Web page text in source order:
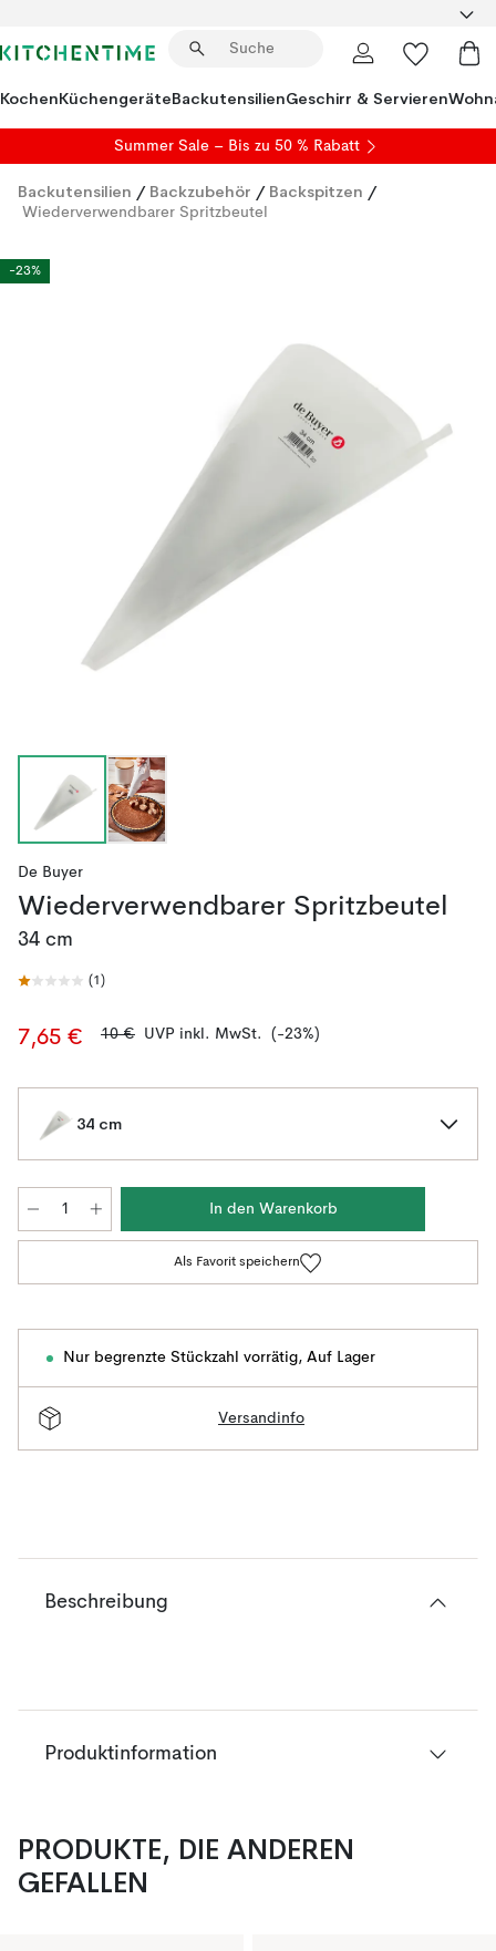
KochenKüchengeräteBackutensilienGeschirr & Servieren
Summer Sale – Bis zu 50 % Rabatt
Backutensilien / Backzubehör / Backspitzen /
Wiederverwendbarer Spritzbeutel
-23%
De Buyer
Wiederverwendbarer Spritzbeutel
34 cm
(1 )
7,65 € 10 € UVP inkl. MwSt. (-23%)
34 cm
In den Warenkorb
Als Favorit speichern
Nur begrenzte Stückzahl vorrätig, Auf Lager
Versandinfo
Beschreibung
Produktinformation
PRODUKTE, DIE ANDEREN
GEFALLEN